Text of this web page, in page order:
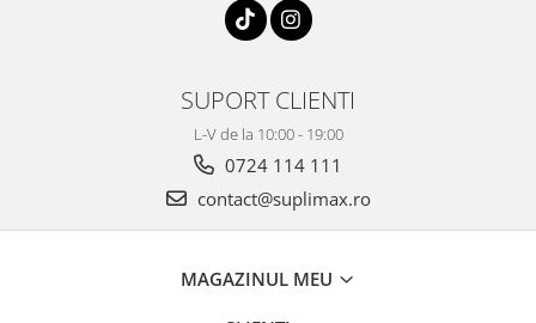
SUPORT CLIENTI
L-V de la 10:00 - 19:00
0724 114 111
contact@suplimax.ro
MAGAZINUL MEU